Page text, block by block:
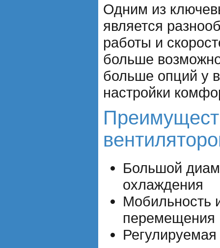
Одним из
является
работы и
больше
больше опций у
настройки
Большой
охлаждения
Мобильность
перемещения